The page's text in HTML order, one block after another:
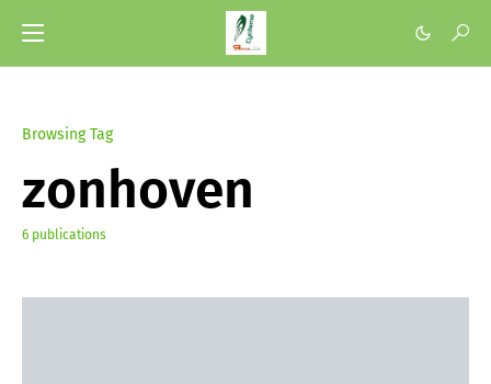
Browsing Tag
zonhoven
6 publications